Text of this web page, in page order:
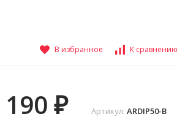
В избранное К сравнению
Артикул: ARDIP50-B
190 ₽